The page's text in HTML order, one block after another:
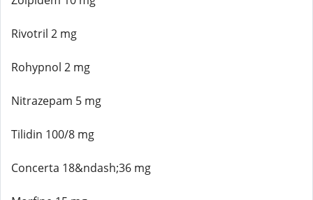
Rivotril 2 mg
Rohypnol 2 mg
Nitrazepam 5 mg
Tilidin 100/8 mg
Concerta 18&ndash;36 mg